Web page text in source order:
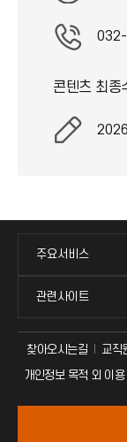
콘텐츠 최종
주요서비스
관련사이트
찾아오시는길 교직
개인정보 목적 외 이